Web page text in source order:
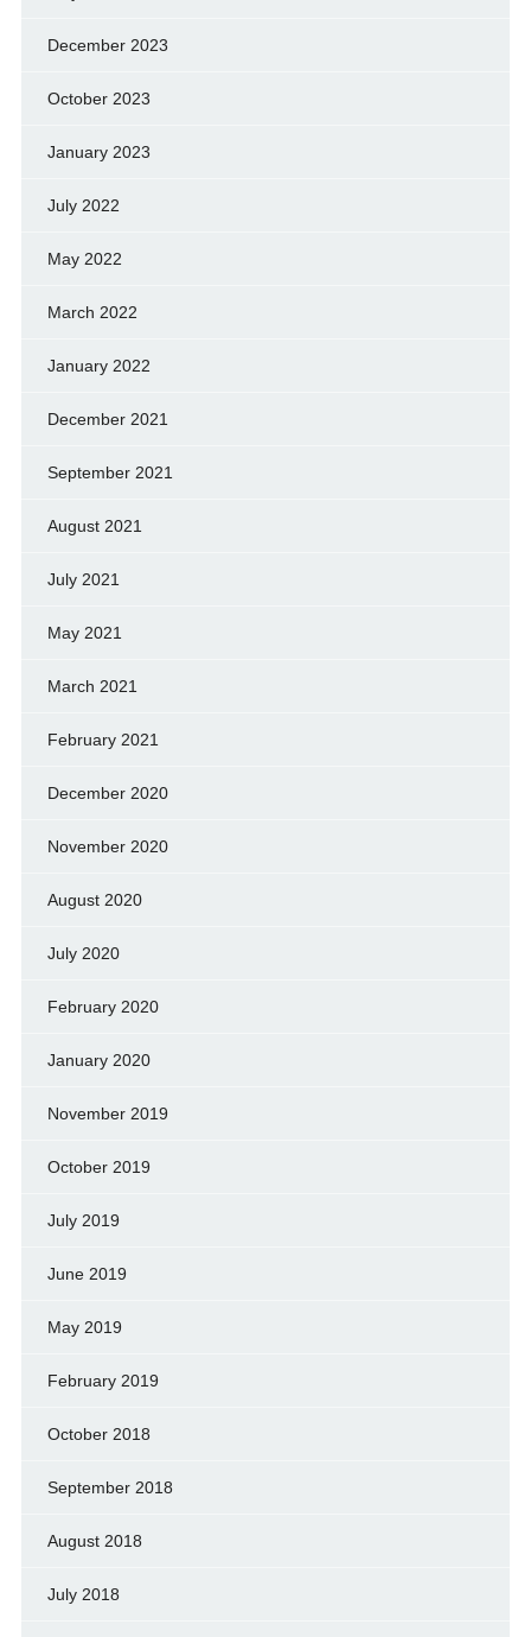
December 2023
October 2023
January 2023
July 2022
May 2022
March 2022
January 2022
December 2021
September 2021
August 2021
July 2021
May 2021
March 2021
February 2021
December 2020
November 2020
August 2020
July 2020
February 2020
January 2020
November 2019
October 2019
July 2019
June 2019
May 2019
February 2019
October 2018
September 2018
August 2018
July 2018